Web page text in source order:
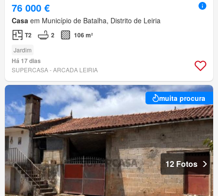
76 000 €
Casa em Município de Batalha, Distrito de Leiria
T2 2 106 m²
Jardim
Há 17 dias
SUPERCASA - ARCADA LEIRIA
muita procura
12 Fotos